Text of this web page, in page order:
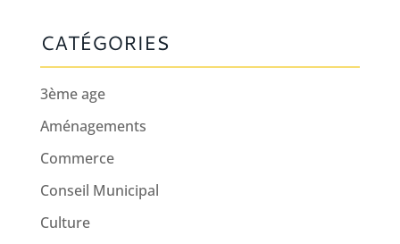
CATÉGORIES
3ème age
Aménagements
Commerce
Conseil Municipal
Culture